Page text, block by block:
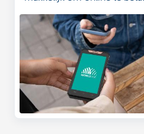
zaak of onderweg.